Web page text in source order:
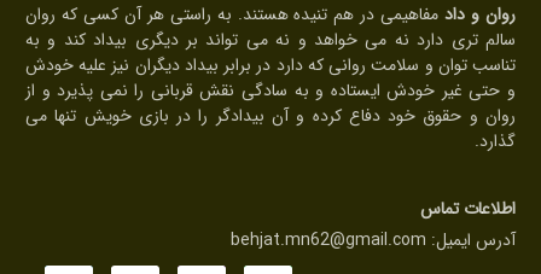
روان و دادمفاهیمی در هم تنیده هستند. به راستی هر آن کسی که روان
سالم تری دارد نه می خواهد و نه می تواند بر دیگری بیداد کند و به
تناسب توان و سلامت روانی که دارد در برابر بیداد دیگران نیز علیه خودش
و حتی غیر خودش ایستاده و به سادگی نقش قربانی را نمی پذیرد و از
روان و حقوق خود دفاع کرده و آن بیدادگر را در بازی خویش تنها می
گذارد.
اطلاعات تماس
آدرس ایمیل: behjat.mn62@gmail.com